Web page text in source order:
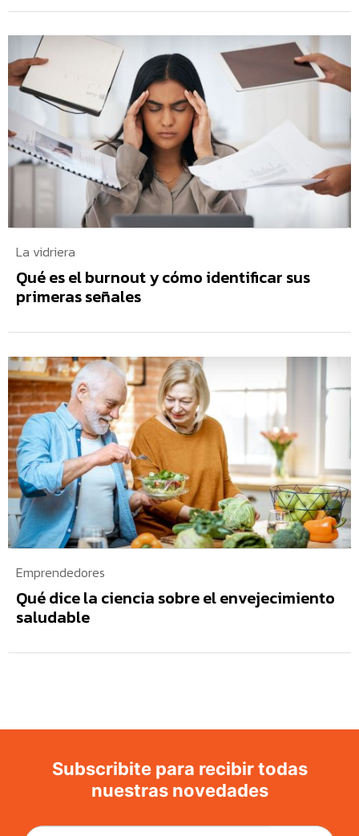
La vidriera
Qué es el burnout y cómo identificar sus
primeras señales
Emprendedores
Qué dice la ciencia sobre el envejecimiento
saludable
Subscribite para recibir todas
nuestras novedades